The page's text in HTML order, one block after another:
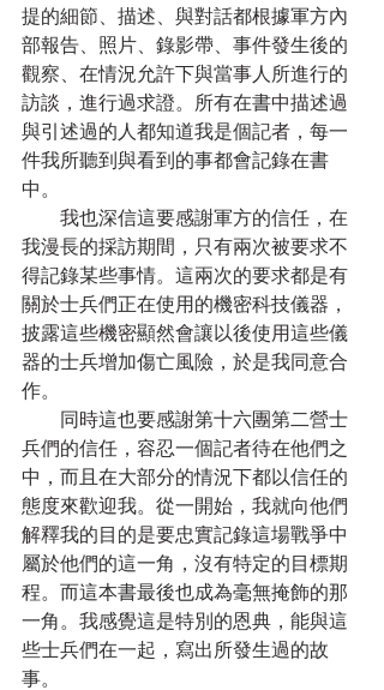
提的細節、描述、與對話都根據軍方內
部報告、照片、錄影帶、事件發生後的
觀察、在情況允許下與當事人所進行的
訪談，進行過求證。所有在書中描述過
與引述過的人都知道我是個記者，每一
件我所聽到與看到的事都會記錄在書
中。
我也深信這要感謝軍方的信任，在
我漫長的採訪期間，只有兩次被要求不
得記錄某些事情。這兩次的要求都是有
關於士兵們正在使用的機密科技儀器，
披露這些機密顯然會讓以後使用這些儀
器的士兵增加傷亡風險，於是我同意合
作。
同時這也要感謝第十六團第二營士
兵們的信任，容忍一個記者待在他們之
中，而且在大部分的情況下都以信任的
態度來歡迎我。從一開始，我就向他們
解釋我的目的是要忠實記錄這場戰爭中
屬於他們的這一角，沒有特定的目標期
程。而這本書最後也成為毫無掩飾的那
一角。我感覺這是特別的恩典，能與這
些士兵們在一起，寫出所發生過的故
事。